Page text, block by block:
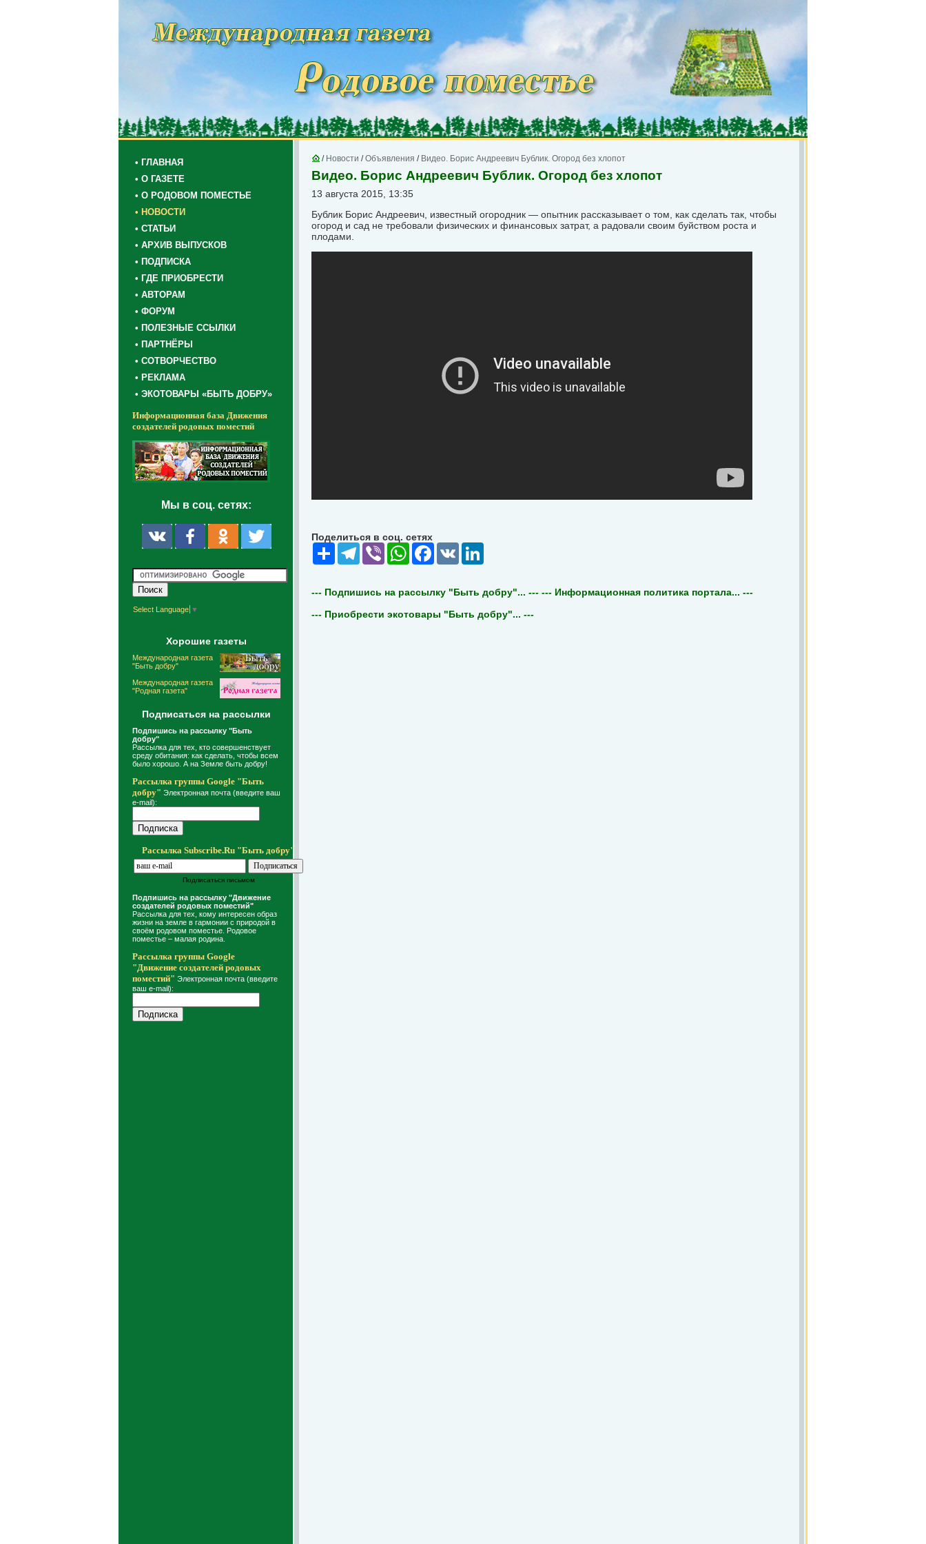
• ГЛАВНАЯ
• О ГАЗЕТЕ
• О РОДОВОМ ПОМЕСТЬЕ
• НОВОСТИ
• СТАТЬИ
• АРХИВ ВЫПУСКОВ
• ПОДПИСКА
• ГДЕ ПРИОБРЕСТИ
• АВТОРАМ
• ФОРУМ
• ПОЛЕЗНЫЕ ССЫЛКИ
• ПАРТНЁРЫ
• СОТВОРЧЕСТВО
• РЕКЛАМА
• ЭКОТОВАРЫ «БЫТЬ ДОБРУ»
Информационная база Движения
создателей родовых поместий
Мы в соц. сетях:
Select Language ▼
Хорошие газеты
Международная газета
"Быть добру"
Международная газета
"Родная газета"
Подписаться на рассылки
Подпишись на рассылку "Быть
добру"
Рассылка для тех, кто совершенствует
среду обитания: как сделать, чтобы всем
было хорошо. А на Земле быть добру!
Рассылка группы Google "Быть
добру" Электронная почта (введите ваш
e-mail):
Рассылка Subscribe.Ru "Быть добру"
Подписаться письмом
Подпишись на рассылку "Движение
создателей родовых поместий"
Рассылка для тех, кому интересен образ
жизни на земле в гармонии с природой в
своём родовом поместье. Родовое
поместье – малая родина.
Рассылка группы Google
"Движение создателей родовых
поместий" Электронная почта (введите
ваш e-mail):
/ Новости /Объявления / Видео. Борис Андреевич Бублик. Огород без хлопот
Видео. Борис Андреевич Бублик. Огород без хлопот
13 августа 2015, 13:35
Бублик Борис Андреевич, известный огородник — опытник рассказывает о том, как сделать так, чтобы
огород и сад не требовали физических и финансовых затрат, а радовали своим буйством роста и
плодами.
Поделиться в соц. сетях
Share Telegram
Viber WhatsAppFacebook
VK
--- Подпишись на рассылку "Быть добру"... --- --- Информационная политика портала... ---
--- Приобрести экотовары "Быть добру"... ---